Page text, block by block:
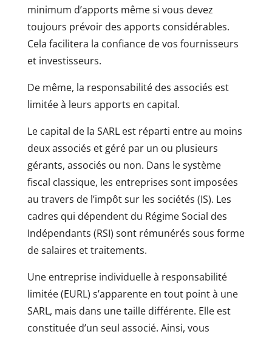
minimum d’apports même si vous devez
toujours prévoir des apports considérables.
Cela facilitera la confiance de vos fournisseurs
et investisseurs.
De même, la responsabilité des associés est
limitée à leurs apports en capital.
Le capital de la SARL est réparti entre au moins
deux associés et géré par un ou plusieurs
gérants, associés ou non. Dans le système
fiscal classique, les entreprises sont imposées
au travers de l’impôt sur les sociétés (IS). Les
cadres qui dépendent du Régime Social des
Indépendants (RSI) sont rémunérés sous forme
de salaires et traitements.
Une entreprise individuelle à responsabilité
limitée (EURL) s’apparente en tout point à une
SARL, mais dans une taille différente. Elle est
constituée d’un seul associé. Ainsi, vous